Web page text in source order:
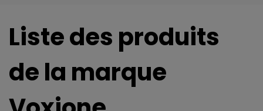
Liste des produits
de la marque